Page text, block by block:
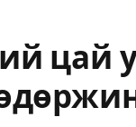
цай